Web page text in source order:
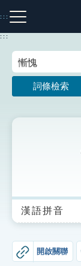
到
主
:::
注音索引圖示
生字詞彙表
成語故事
:::
詞條檢索
漢語拼音
開啟關聯